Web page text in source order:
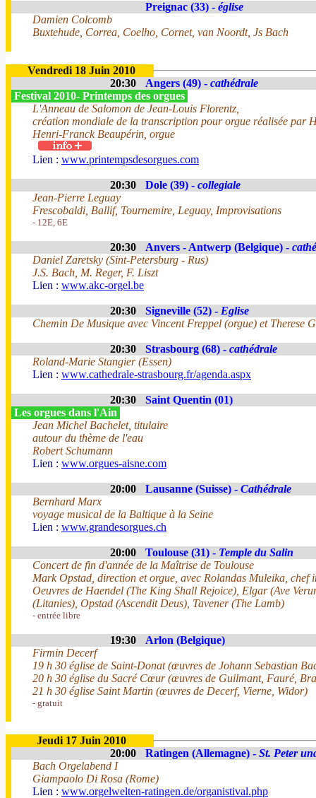
Preignac (33) - église
Damien Colcomb
Buxtehude, Correa, Coelho, Cornet, van Noordt, Js Bach
Vendredi 18 Juin 2010
20:30
Angers (49) - cathédrale
Festival 2010- Printemps des orgues
L'Anneau de Salomon de Jean-Louis Florentz,
création mondiale de la transcription pour orgue réalisée par
Henri-Franck Beaupérin, orgue
Lien : www.printempsdesorgues.com
20:30 Dole (39) - collegiale
Jean-Pierre Leguay
Frescobaldi, Ballif, Tournemire, Leguay, Improvisations
- 12E, 6E
20:30 Anvers - Antwerp (Belgique) -
Daniel Zaretsky (Sint-Petersburg - Rus)
J.S. Bach, M. Reger, F. Liszt
Lien : www.akc-orgel.be
20:30 Signeville (52) - Eglise
Chemin De Musique avec Vincent Freppel (orgue) et Therese
20:30 Strasbourg (68) - cathédrale
Roland-Marie Stangier (Essen)
Lien : www.cathedrale-strasbourg.fr/agenda.aspx
20:30
Saint Quentin (01)
Les orgues dans l'Ain
Jean Michel Bachelet, titulaire
autour du thème de l'eau
Robert Schumann
Lien : www.orgues-aisne.com
20:00 Lausanne (Suisse) - Cathédrale
Bernhard Marx
voyage musical de la Baltique à la Seine
Lien : www.grandesorgues.ch
20:00 Toulouse (31) - Temple du Salin
Concert de fin d'année de la Maîtrise de Toulouse
Mark Opstad, direction et orgue, avec Rolandas Muleika, chef
Oeuvres de Haendel (The King Shall Rejoice), Elgar (Ave
(Litanies), Opstad (Ascendit Deus), Tavener (The Lamb)
- entrée libre
19:30
Arlon (Belgique)
Firmin Decerf
19 h 30 église de Saint-Donat (œuvres de Johann Sebastian
20 h 30 église du Sacré Cœur (œuvres de Guilmant, Fauré,
21 h 30 église Saint Martin (œuvres de Decerf, Vierne, Widor)
- gratuit
Jeudi 17 Juin 2010
20:00
Ratingen (Allemagne) - St. Peter
Bach Orgelabend I
Giampaolo Di Rosa (Rome)
Lien : www.orgelwelten-ratingen.de/organistival.php